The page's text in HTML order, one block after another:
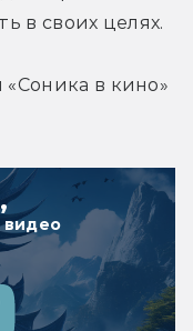
в своих целях.
в кино»
видео